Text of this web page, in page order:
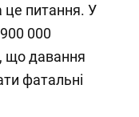
це питання. У
000
що давання
фатальні